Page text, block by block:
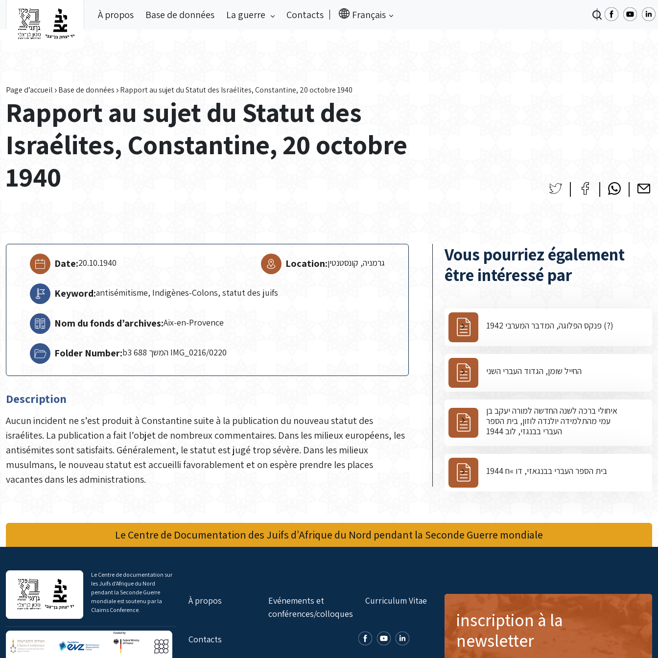
À propos Base de données La guerre Contacts Français
Page d’accueil Base de données Rapport au sujet du Statut des Israélites, Constantine, 20 octobre 1940
Rapport au sujet du Statut des
Israélites, Constantine, 20 octobre
1940
Date:20.10.1940 Location:גרמניה, קונסטנטין
Keyword:antisémitisme, Indigènes-Colons, statut des juifs
Nom du fonds d’archives:Aix-en-Provence
Folder Number: b3 688 המשך IMG_0216/0220
Description
Aucun incident ne s’est produit à Constantine suite à la publication du nouveau statut des
israélites. La publication a fait l’objet de nombreux commentaires. Dans les milieux européens, les
antisémites sont satisfaits. Généralement, le statut est jugé trop sévère. Dans les milieux
musulmans, le nouveau statut est accueilli favorablement et on espère prendre les places
vacantes dans les administrations.
Vous pourriez également
être intéressé par
פנקס הפלוגה, המדבר המערבי 1942 (?)
החייל שומן, הגדוד העברי השני
איחולי ברכה לשנה החדשה למורה יעקב בן
עמי מהתלמידה יולנדה לוזון, בית הספר
העברי בבנגזי, לוב 1944
בית הספר העברי בבנגאזי, דו »ח 1944
Le Centre de Documentation des Juifs d’Afrique du Nord pendant la Seconde Guerre mondiale
Le Centre de documentation sur
les Juifs d'Afrique du Nord
pendant la Seconde Guerre
mondiale est soutenu par la
Claims Conference.
À propos
Evénements et
conférences/colloques
Curriculum Vitae
Contacts
inscription à la
newsletter